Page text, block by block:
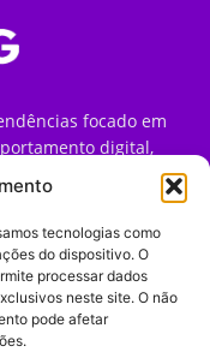
tecnologias como
do dispositivo. O
processar dados
neste site. O não
pode afetar
focado em
digital,
que impactam a
internet no Brasil.